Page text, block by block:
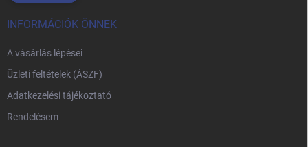
INFORMÁCIÓK ÖNNEK
A vásárlás lépései
Üzleti feltételek (ÁSZF)
Adatkezelési tájékoztató
Rendelésem